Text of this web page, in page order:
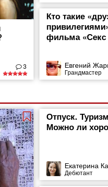
3
Кто такие
фильма «Секс
Евгений
Грандмастер
Отпуск.
Можно ли
Екатерина
Дебютант